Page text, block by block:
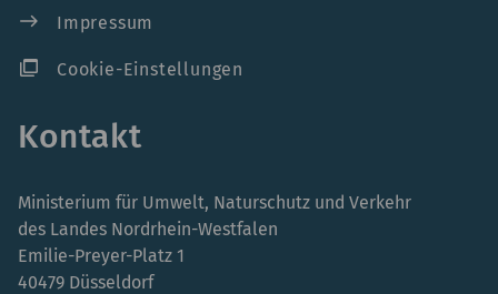
east Impressum
ad_group Cookie-Einstellungen
Kontakt
Ministerium für Umwelt, Naturschutz und Verkehr
des Landes Nordrhein-Westfalen
Emilie-Preyer-Platz 1
40479 Düsseldorf